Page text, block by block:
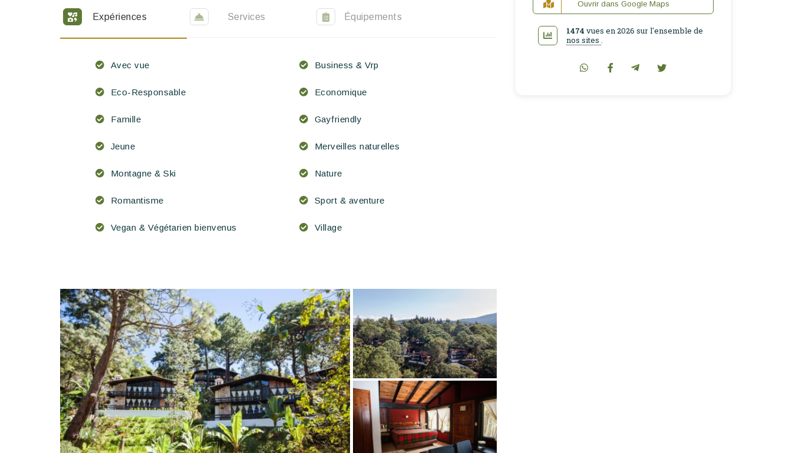
Ecrivez-nous
Expériences Services Équipements
Avec vue Business & Vrp
Eco-Responsable Economique
Famille Gayfriendly
Jeune Merveilles naturelles
Montagne & Ski Nature
Romantisme Sport & aventure
Vegan & Végétarien bienvenus Village
Ouvrir dans Google Maps
1474 vues en 2026 sur l'ensemble de
nos sites .